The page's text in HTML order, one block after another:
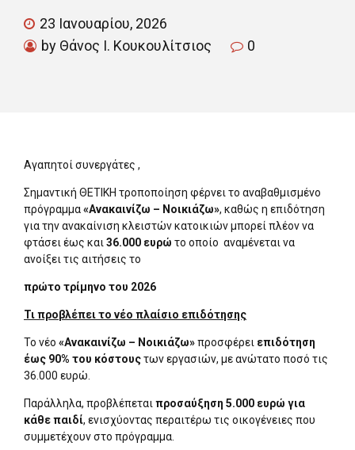
23 Ιανουαρίου, 2026
by Θάνος Ι. Κουκουλίτσιος
0
Αγαπητοί συνεργάτες ,
Σημαντική ΘΕΤΙΚΗ τροποποίηση φέρνει το αναβαθμισμένο
πρόγραμμα«Ανακαινίζω – Νοικιάζω», καθώς η επιδότηση
για την ανακαίνιση κλειστών κατοικιών μπορεί πλέον να
φτάσει έως και 36.000 ευρώ το οποίο αναμένεται να
ανοίξει τις αιτήσεις το
πρώτο τρίμηνο του 2026
Τι προβλέπει το νέο πλαίσιο επιδότησης
Το νέο «Ανακαινίζω – Νοικιάζω»προσφέρει επιδότηση
έως 90% του κόστουςτων εργασιών, με ανώτατο ποσό τις
36.000 ευρώ.
Παράλληλα, προβλέπεται προσαύξηση 5.000 ευρώ για
κάθε παιδί, ενισχύοντας περαιτέρω τις οικογένειες που
συμμετέχουν στο πρόγραμμα.